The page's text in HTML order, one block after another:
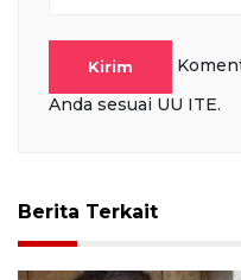
Kirim
Anda sesuai UU ITE.
Berita Terkait